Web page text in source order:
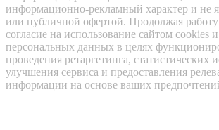
информационно-рекламный характер и не
или публичной офертой. Продолжая
согласие на использование сайтом cookies
персональных данных в целях
проведения ретаргетинга, статистических
улучшения сервиса и предоставления
информации на основе ваших